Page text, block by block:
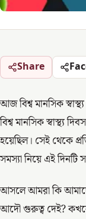
Share
আজ বিশ্ব মানসিক
বিশ্ব মানসিক স্বাস্থ্য
হয়েছিল। সেই থেকে
সমস্যা নিয়ে এই দিনটি
আসলে আমরা কি
আদৌ গুরুত্ব দেই?